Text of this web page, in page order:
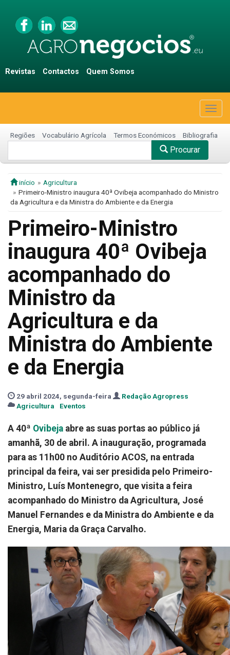
Revistas Contactos Quem Somos
Regiões Vocabulário Agrícola Termos Económicos Bibliografia
Procurar
início
Agricultura
Primeiro-Ministro inaugura 40ª Ovibeja acompanhado do Ministro
da Agricultura e da Ministra do Ambiente e da Energia
Primeiro-Ministro
inaugura 40ª Ovibeja
acompanhado do
Ministro da
Agricultura e da
Ministra do Ambiente
e da Energia
29 abril 2024, segunda-feira
Redação Agropress
Agricultura
Eventos
A 40ª Ovibeja abre as suas portas ao público já
amanhã, 30 de abril. A inauguração, programada
para as 11h00 no Auditório ACOS, na entrada
principal da feira, vai ser presidida pelo Primeiro-
Ministro, Luís Montenegro, que visita a feira
acompanhado do Ministro da Agricultura, José
Manuel Fernandes e da Ministra do Ambiente e da
Energia, Maria da Graça Carvalho.